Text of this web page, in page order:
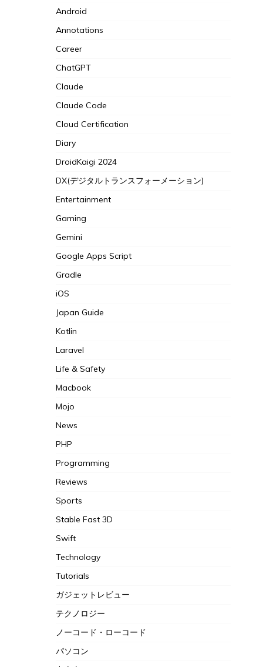
Android
Annotations
Career
ChatGPT
Claude
Claude Code
Cloud Certification
Diary
DroidKaigi 2024
DX(デジタルトランスフォーメーション)
Entertainment
Gaming
Gemini
Google Apps Script
Gradle
iOS
Japan Guide
Kotlin
Laravel
Life & Safety
Macbook
Mojo
News
PHP
Programming
Reviews
Sports
Stable Fast 3D
Swift
Technology
Tutorials
ガジェットレビュー
テクノロジー
ノーコード・ローコード
パソコン